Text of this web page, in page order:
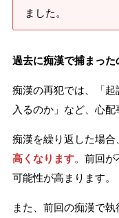
アトムについて
弁護士費用
アクセス
解決実績
ました。
過去に痴漢で捕まった
痴漢の再犯では、「
入るのか」など、心配
痴漢を繰り返した場合
高くなります。前回が
可能性が高まります。
また、前回の痴漢で執